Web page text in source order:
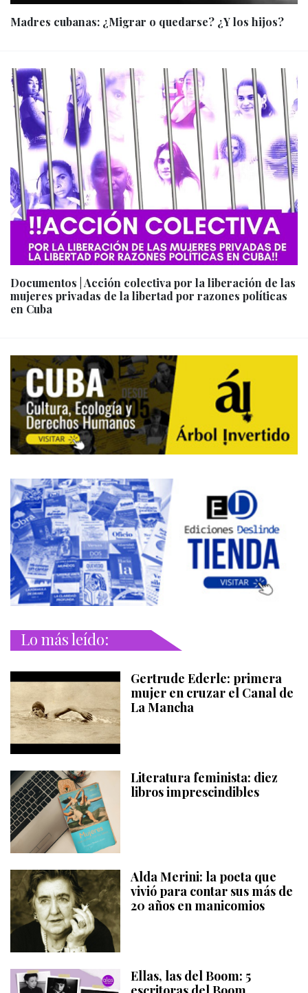
Madres cubanas: ¿Migrar o quedarse? ¿Y los hijos?
Documentos | Acción colectiva por la liberación de las
mujeres privadas de la libertad por razones políticas
en Cuba
Lo más leído:
Gertrude Ederle: primera
mujer en cruzar el Canal de
La Mancha
Literatura feminista: diez
libros imprescindibles
Alda Merini: la poeta que
vivió para contar sus más de
20 años en manicomios
Ellas, las del Boom: 5